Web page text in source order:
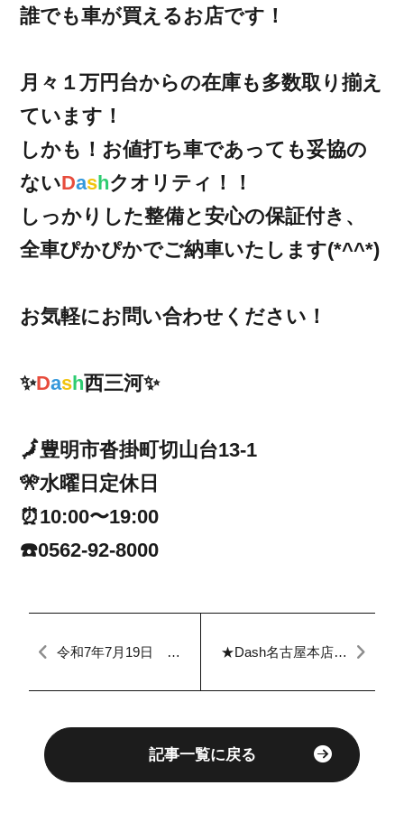
誰でも車が買えるお店です！
月々１万円台からの在庫も多数取り揃え
ています！
しかも！お値打ち車であっても妥協の
ないDashクオリティ！！
しっかりした整備と安心の保証付き、
全車ぴかぴかでご納車いたします(*^^*)
お気軽にお問い合わせください！
✨Dash西三河✨
🗾豊明市沓掛町切山台13-1
🎌水曜日定休日
⏰10:00〜19:00
☎️0562-92-8000
令和7年7月19日 本
★Dash名古屋本店★
記事一覧に戻る